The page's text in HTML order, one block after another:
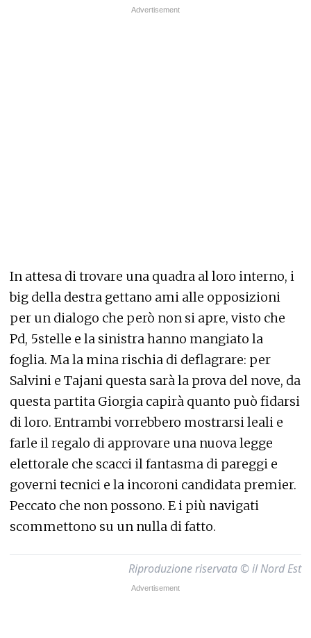
In attesa di trovare una quadra al loro interno, i
big della destra gettano ami alle opposizioni
per un dialogo che però non si apre, visto che
Pd, 5stelle e la sinistra hanno mangiato la
foglia. Ma la mina rischia di deflagrare: per
Salvini e Tajani questa sarà la prova del nove, da
questa partita Giorgia capirà quanto può fidarsi
di loro. Entrambi vorrebbero mostrarsi leali e
farle il regalo di approvare una nuova legge
elettorale che scacci il fantasma di pareggi e
governi tecnici e la incoroni candidata premier.
Peccato che non possono. E i più navigati
scommettono su un nulla di fatto.
Riproduzione riservata © il Nord Est